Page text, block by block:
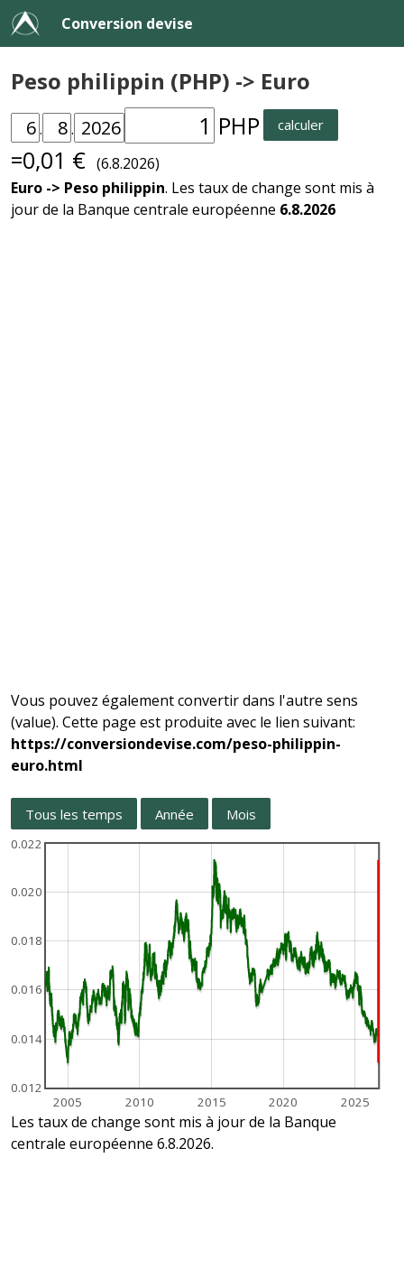
Conversion devise
Peso philippin (PHP) -> Euro
. . PHP calculer
=0,01 € (6.8.2026)
Euro -> Peso philippin. Les taux de change sont mis à
jour de la Banque centrale européenne 6.8.2026
Vous pouvez également convertir dans l'autre sens
(value). Cette page est produite avec le lien suivant:
https://conversiondevise.com/peso-philippin-
euro.html
Tous les temps Année Mois
2005 2010 2015 2020 2025
0.012
0.014
0.016
0.018
0.020
0.022
Les taux de change sont mis à jour de la Banque
centrale européenne 6.8.2026.